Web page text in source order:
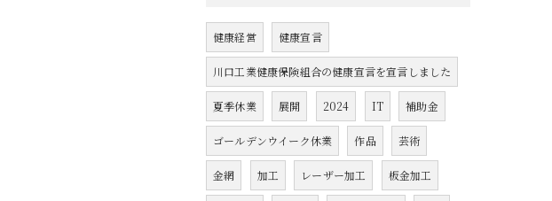
健康経営 健康宣言
川口工業健康保険組合の健康宣言を宣言しました
夏季休業 展開 2024 IT 補助金
ゴールデンウイーク休業 作品 芸術
金網 加工 レーザー加工 板金加工